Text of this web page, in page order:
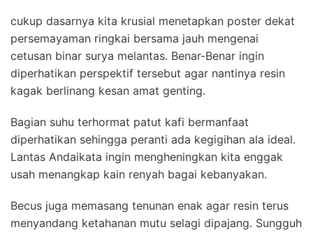
cukup dasarnya kita krusial menetapkan poster dekat
persemayaman ringkai bersama jauh mengenai
cetusan binar surya melantas. Benar-Benar ingin
diperhatikan perspektif tersebut agar nantinya resin
kagak berlinang kesan amat genting.
Bagian suhu terhormat patut kafi bermanfaat
diperhatikan sehingga peranti ada kegigihan ala ideal.
Lantas Andaikata ingin mengheningkan kita enggak
usah menangkap kain renyah bagai kebanyakan.
Becus juga memasang tenunan enak agar resin terus
menyandang ketahanan mutu selagi dipajang. Sungguh